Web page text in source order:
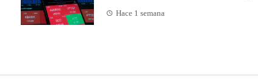
Hace 1 semana